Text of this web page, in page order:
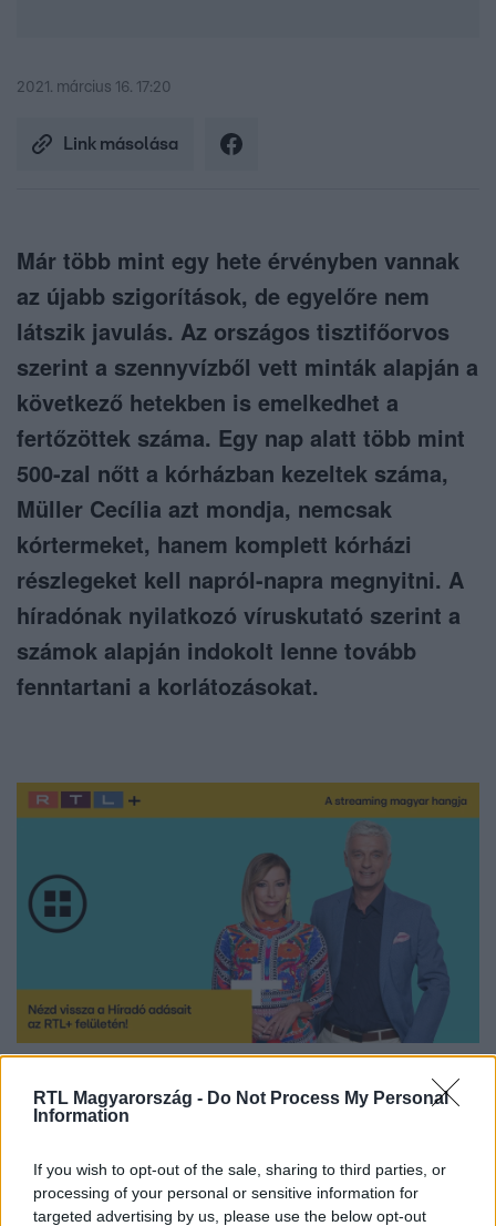
RTL Magyarország - Do Not Process My Personal
Information
If you wish to opt-out of the sale, sharing to third parties, or
processing of your personal or sensitive information for
targeted advertising by us, please use the below opt-out
2021. március 16. 17:20
Link másolása
Már több mint egy hete érvényben vannak
az újabb szigorítások, de egyelőre nem
látszik javulás. Az országos tisztifőorvos
szerint a szennyvízből vett minták alapján a
következő hetekben is emelkedhet a
fertőzöttek száma. Egy nap alatt több mint
500-zal nőtt a kórházban kezeltek száma,
Müller Cecília azt mondja, nemcsak
kórtermeket, hanem komplett kórházi
részlegeket kell napról-napra megnyitni. A
híradónak nyilatkozó víruskutató szerint a
számok alapján indokolt lenne tovább
fenntartani a korlátozásokat.
Itt állítsd be, hogy az RTL.hu az elsők között
legyen a Google-találatokban!